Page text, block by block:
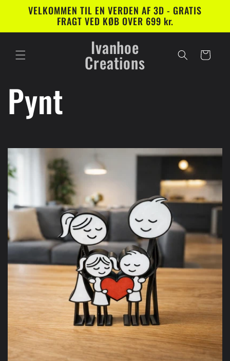
Gå til
indhold
VELKOMMEN TIL EN VERDEN AF 3D - GRATIS
FRAGT VED KØB OVER 699 kr.
Ivanhoe
Creations Indkøbskurv
Pynt